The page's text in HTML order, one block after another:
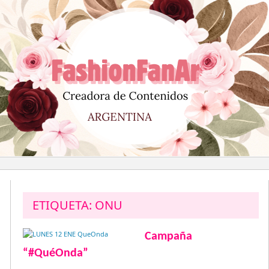
al
contenido
ETIQUETA: ONU
Campaña
“#QuéOnda”